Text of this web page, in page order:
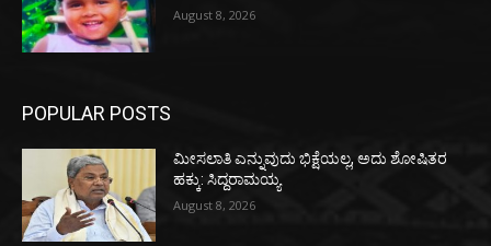
August 8, 2026
POPULAR POSTS
ಮೀಸಲಾತಿ ಎನ್ನುವುದು ಭಿಕ್ಷೆಯಲ್ಲ, ಅದು ಶೋಷಿತರ
ಹಕ್ಕು: ಸಿದ್ದರಾಮಯ್ಯ
August 8, 2026